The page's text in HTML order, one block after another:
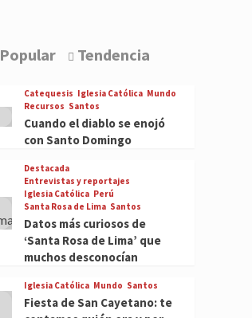
Popular Tendencia
Catequesis Iglesia Católica Mundo
Recursos Santos
Cuando el diablo se enojó
con Santo Domingo
Destacada
Entrevistas y reportajes
Iglesia Católica Perú
Santa Rosa de Lima Santos
Datos más curiosos de
‘Santa Rosa de Lima’ que
muchos desconocían
Iglesia Católica Mundo Santos
Fiesta de San Cayetano: te